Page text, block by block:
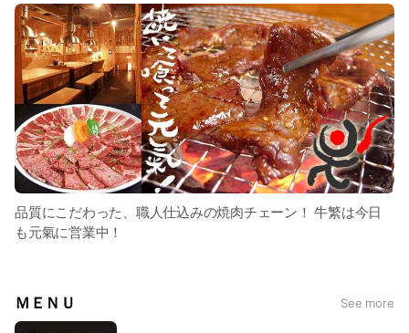
品質にこだわった、職人仕込みの焼肉チェーン！ 牛繁は今日
も元氣に営業中！
ＭＥＮＵ See more